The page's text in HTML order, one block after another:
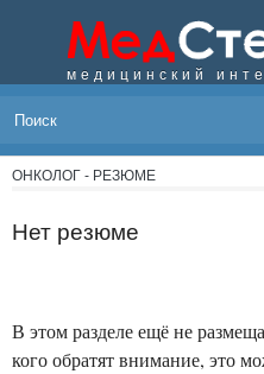
медицинский
ОНКОЛОГ - РЕЗЮМЕ
Нет резюме
В этом разделе ещё не
кого обратят внимание, это